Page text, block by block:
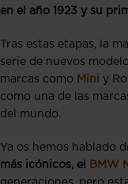
en el año 1923 y su
Tras estas etapas, la
serie de nuevos
marcas como Mini y
como una de las
del mundo.
Ya os hemos hablado
más icónicos, el
BMW